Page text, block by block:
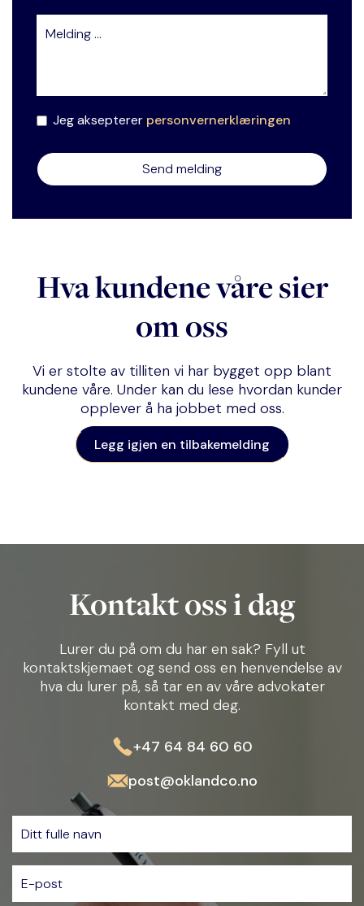
Jeg aksepterer personvernerklæringen
Hva kundene våre sier
om oss
Vi er stolte av tilliten vi har bygget opp blant
kundene våre. Under kan du lese hvordan kunder
opplever å ha jobbet med oss.
Legg igjen en tilbakemelding
Kontakt oss i dag
Lurer du på om du har en sak? Fyll ut
kontaktskjemaet og send oss en henvendelse av
hva du lurer på, så tar en av våre advokater
kontakt med deg.
+47 64 84 60 60
post@oklandco.no